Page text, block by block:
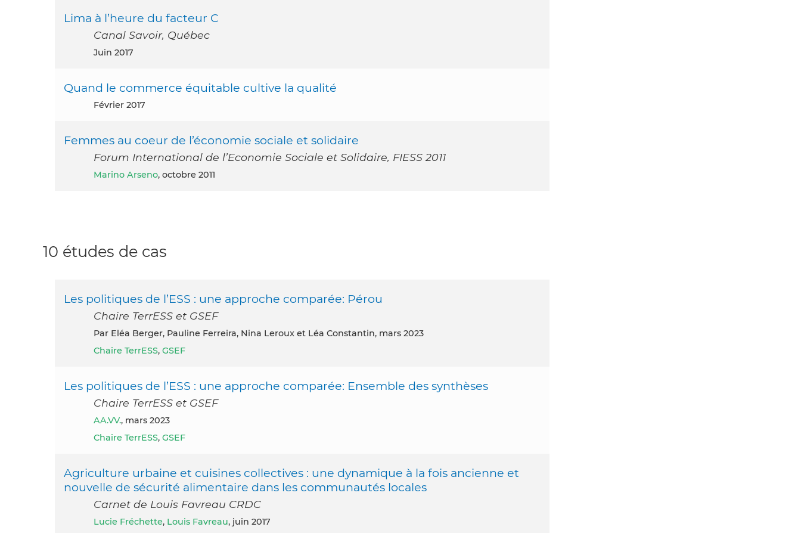
Lima à l’heure du facteur C
Canal Savoir, Québec
juin 2017
Quand le commerce équitable cultive la qualité
février 2017
Femmes au coeur de l’économie sociale et solidaire
Forum International de l’Economie Sociale et Solidaire, FIESS 2011
Marino Arseno, octobre 2011
10 études de cas
Les politiques de l’ESS : une approche comparée: Pérou
Chaire TerrESS et GSEF
par Eléa Berger, Pauline Ferreira, Nina Leroux et Léa Constantin, mars 2023
Chaire TerrESS, GSEF
Les politiques de l’ESS : une approche comparée: Ensemble des synthèses
Chaire TerrESS et GSEF
AA.VV., mars 2023
Chaire TerrESS, GSEF
Agriculture urbaine et cuisines collectives : une dynamique à la fois ancienne et
nouvelle de sécurité alimentaire dans les communautés locales
Carnet de Louis Favreau CRDC
Lucie Fréchette, Louis Favreau, juin 2017